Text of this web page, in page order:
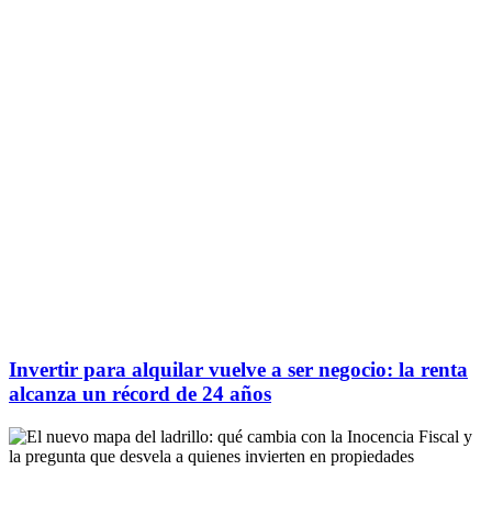
Invertir para alquilar vuelve a ser negocio: la renta
alcanza un récord de 24 años